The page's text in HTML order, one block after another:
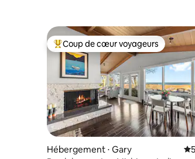
Coups de cœur voyageurs les plus
Coup de cœur voyageurs
Hébergement ⋅ Gary